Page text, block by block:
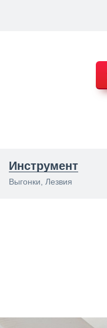
Инструмент
Выгонки, Лезвия